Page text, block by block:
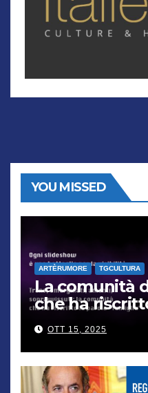
YOU MISSED
ARTÈRUMORE TGCULTURA
La comunità
che ha
“famiglia”
OTT 15, 2025